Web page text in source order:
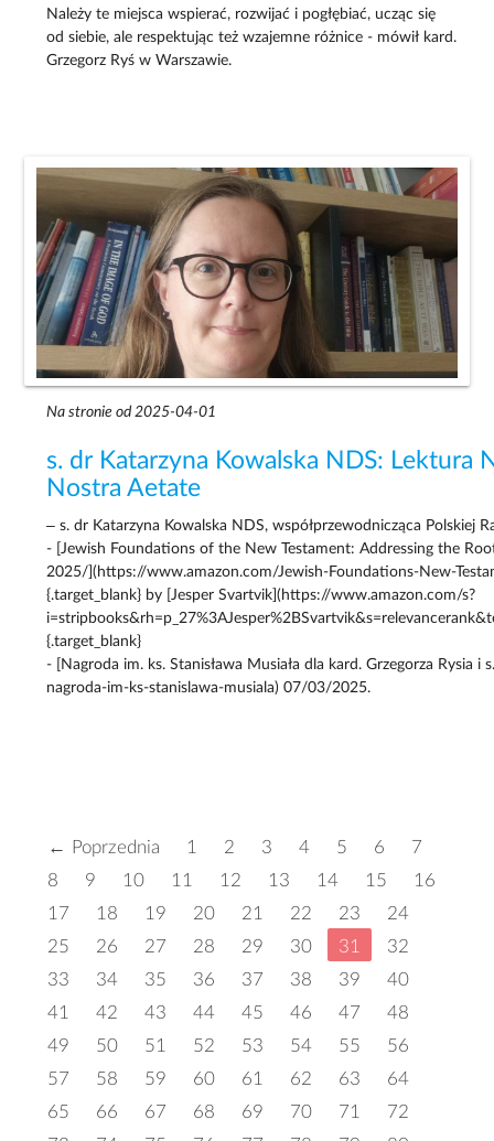
Należy te miejsca wspierać, rozwijać i pogłębiać, ucząc się
od siebie, ale respektując też wzajemne różnice - mówił kard.
Grzegorz Ryś w Warszawie.
Na stronie od 2025-04-01
s. dr Katarzyna Kowalska NDS: Lektura
Nostra Aetate
– s. dr Katarzyna Kowalska NDS, współprzewodnicząca Polskiej
- [Jewish Foundations of the New Testament: Addressing the
2025/](https://www.amazon.com/Jewish-Foundations-New-
{.target_blank} by [Jesper Svartvik](https://www.amazon.com/s?
{.target_blank}
- [Nagroda im. ks. Stanisława Musiała dla kard. Grzegorza Rysia
nagroda-im-ks-stanislawa-musiala) 07/03/2025.
← Poprzednia 1 2 3 4 5 6
7
8
9 10 11 12 13 14 15
16
17
18 19 20 21 22 23
24
25
26 27 28 29 30 31
32
33
34 35 36 37 38 39
40
41
42 43 44 45 46 47
48
49
50 51 52 53 54 55
56
57
58 59 60 61 62 63
64
65
66 67 68 69 70 71
72